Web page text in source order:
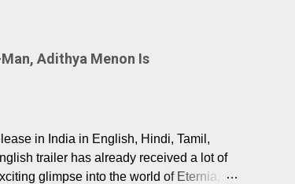
Adithya Menon Is
in India in English, Hindi, Tamil,
trailer has already received a lot of
glimpse into the world of Eternia,